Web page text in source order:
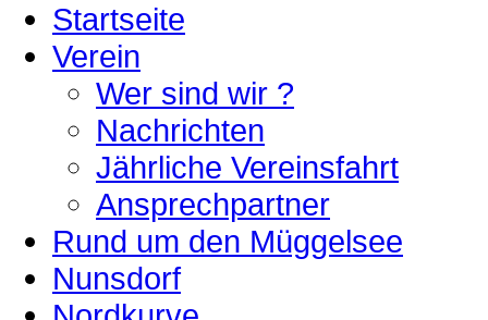
Startseite
Verein
Wer sind wir ?
Nachrichten
Jährliche Vereinsfahrt
Ansprechpartner
Rund um den Müggelsee
Nunsdorf